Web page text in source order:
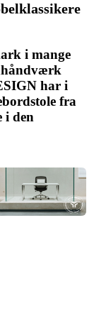
i mange
har i
fra
i den